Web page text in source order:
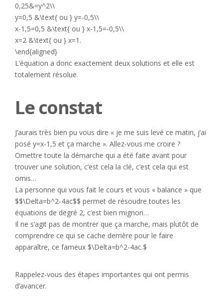
0,25&=y^2\\
y=0,5 &\text{ ou } y=-0,5\\
x-1,5=0,5 &\text{ ou } x-1,5=-0,5\\
x=2 &\text{ ou } x=1.
\end{aligned}
L’équation a donc exactement deux solutions et elle est
totalement résolue.
Le constat
J’aurais très bien pu vous dire « je me suis levé ce matin, j’ai
posé y=x-1,5 et ça marche ». Allez-vous me croire ?
Omettre toute la démarche qui a été faite avant pour
trouver une solution, c’est cela la clé, c’est cela qui est
omis…
La personne qui vous fait le cours et vous « balance » que
$$\Delta=b^2-4ac$$ permet de résoudre toutes les
équations de degré 2, c’est bien mignon…
Il ne s’agit pas de montrer que ça marche, mais plutôt de
comprendre ce qui se cache derrière pour le faire
apparaître, ce fameux $\Delta=b^2-4ac.$
Rappelez-vous des étapes importantes qui ont permis
d’avancer.